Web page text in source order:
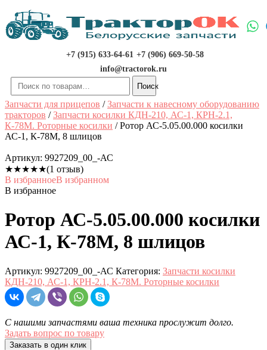
Перейти
содержимому
+7 (915) 633-64-61 +7 (906) 669-50-58
info@tractorok.ru
Искать:
Поиск
Запчасти для прицепов /Запчасти к навесному оборудованию
тракторов /Запчасти косилки КДН-210, АС-1, КРН-2.1,
К-78М. Роторные косилки / Ротор АС-5.05.00.000 косилки
АС-1, К-78М, 8 шлицов
Артикул: 9927209_00_-АС
★★★★★(1 отзыв)
В избранноеВ избранном
В избранное
Ротор АС-5.05.00.000 косилки
АС-1, К-78М, 8 шлицов
Артикул: 9927209_00_-АС Категория: Запчасти косилки
КДН-210, АС-1, КРН-2.1, К-78М. Роторные косилки
С нашими запчастями ваша техника прослужит долго.
Задать вопрос по товару
Заказать в один клик